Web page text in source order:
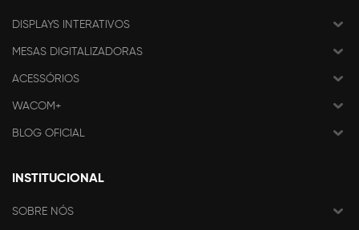
DISPLAYS INTERATIVOS
MESAS DIGITALIZADORAS
ACESSÓRIOS
WACOM+
BLOG OFICIAL
INSTITUCIONAL
SOBRE NÓS